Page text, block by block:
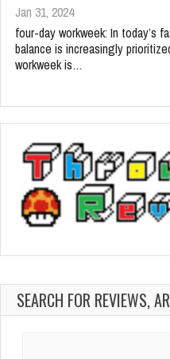
Jan 31, 2024
four-day workweek: In today’s
balance is increasingly
workweek is…
SEARCH FOR REVIEWS,